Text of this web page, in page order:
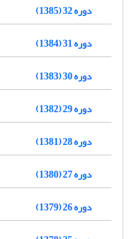
دوره 32 (1385)
دوره 31 (1384)
دوره 30 (1383)
دوره 29 (1382)
دوره 28 (1381)
دوره 27 (1380)
دوره 26 (1379)